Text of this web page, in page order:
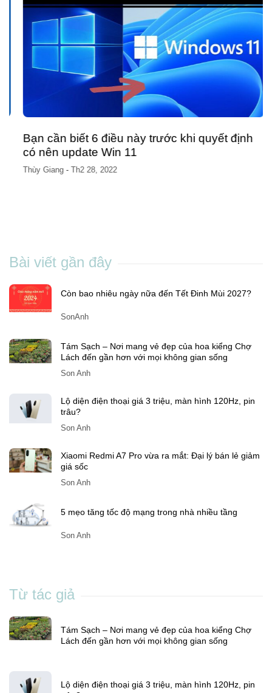
Bạn cần biết 6 điều này trước khi quyết định
có nên update Win 11
Thùy Giang-Th2 28, 2022
Lách đến gần hơn với mọi không gian sống
Son Anh
trâu?
Son Anh
giá sốc
Son Anh
Lách đến gần hơn với mọi không gian sống
trâu?